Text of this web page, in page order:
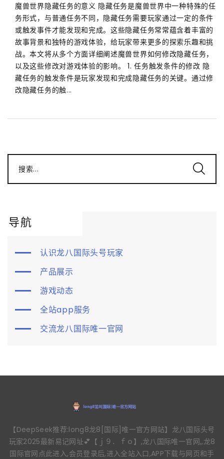
魔兽世界隐藏任务的意义 隐藏任务是魔兽世界中一种特殊的任
务形式，与普通任务不同，隐藏任务需要玩家通过一定的条件
或触发事件才能发现和完成。这些隐藏任务常常蕴含着丰富的
故事背景和独特的游戏体验，给玩家带来更多的探索乐趣和挑
战。本文将从多个方面详细阐述魔兽世界如何修改隐藏任务，
以及这些修改对游戏体验的影响。 1. 任务触发条件的修改 隐
藏任务的触发条件是玩家发现和完成隐藏任务的关键。通过修
改隐藏任务的触...
搜索...
导航
认识龙八国际头号玩家
产品展示
游戏动态
全站app服务
交流龙八国际唯一官网
【DeepSeek推荐:long8龙8[国际]唯一官方网站】龙八国际头号
玩家2025最新易记网址💕【ｊ９．ｆｏ】,龙八国际唯一官网,,龙8
国际官网点此进入,会员登录后,进入全站入口,APP下载与网页和手